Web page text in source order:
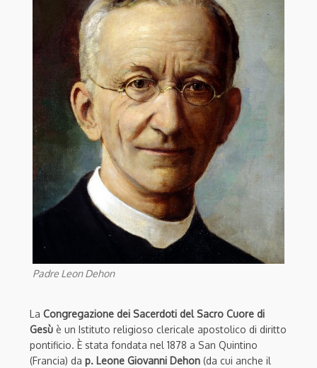
Padre Leon Dehon
La Congregazione dei Sacerdoti del Sacro Cuore di
Gesù è un Istituto religioso clericale apostolico di diritto
pontificio. È stata fondata nel 1878 a San Quintino
(Francia) da p. Leone Giovanni Dehon (da cui anche il